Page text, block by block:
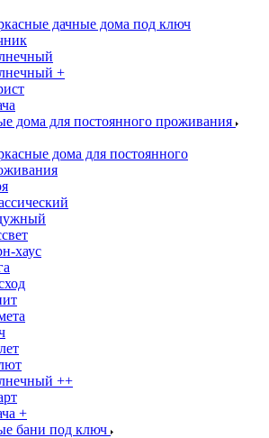
дачные дома под ключ
+
дома для постоянного проживания
дома для постоянного
хаус
++
+
бани под ключ